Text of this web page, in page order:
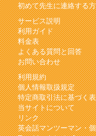
初めて先生に連絡する
サービス説明
利用ガイド
料金表
よくある質問と回答
お問い合わせ
利用規約
個人情報取扱規定
特定商取引法に基づく
当サイトについて
リンク
英会話マンツーマン・